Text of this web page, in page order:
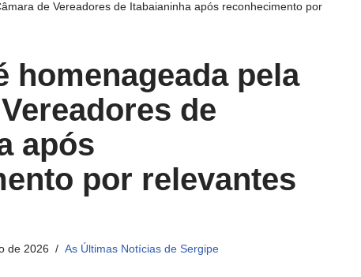
de Vereadores de Itabaianinha após reconhecimento por
homenageada pela
de
após
por relevantes
de 2026 As Últimas Notícias de Sergipe